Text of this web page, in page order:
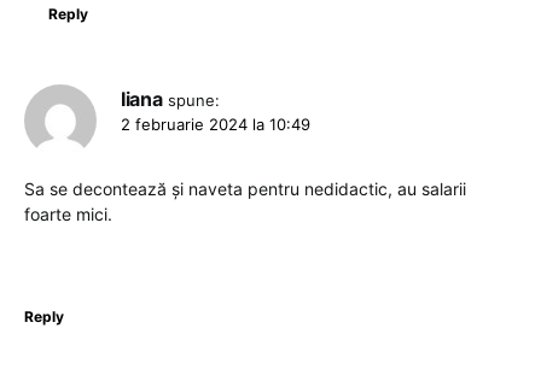
Reply
Iiana spune:
2 februarie 2024 la 10:49
Sa se decontează și naveta pentru nedidactic, au salarii
foarte mici.
Reply